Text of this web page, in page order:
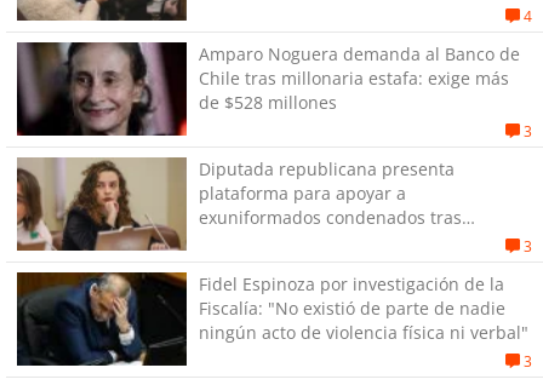
4
Amparo Noguera demanda al Banco de
Chile tras millonaria estafa: exige más
de $528 millones
3
Diputada republicana presenta
plataforma para apoyar a
exuniformados condenados tras
3
Fidel Espinoza por investigación de la
Fiscalía: "No existió de parte de nadie
ningún acto de violencia física ni verbal"
3